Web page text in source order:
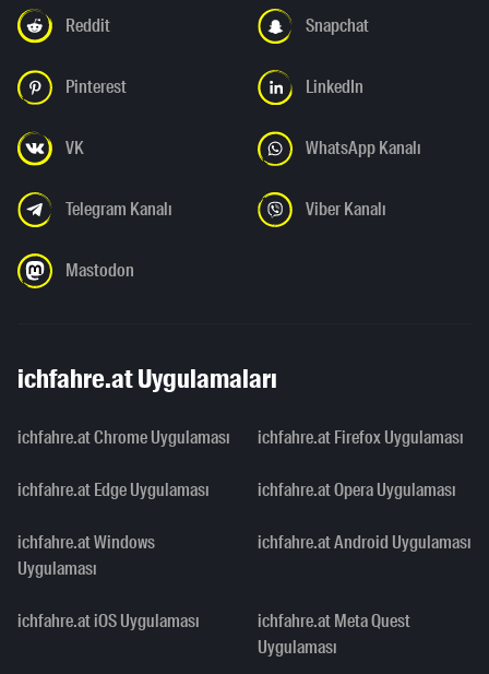
Reddit Snapchat
Pinterest LinkedIn
VK WhatsApp Kanalı
Telegram Kanalı Viber Kanalı
Mastodon
ichfahre.at Uygulamaları
ichfahre.at Chrome Uygulaması ichfahre.at Firefox Uygulaması
ichfahre.at Edge Uygulaması ichfahre.at Opera Uygulaması
ichfahre.at Windows
Uygulaması
ichfahre.at Android Uygulaması
ichfahre.at iOS Uygulaması
ichfahre.at Meta Quest
Uygulaması